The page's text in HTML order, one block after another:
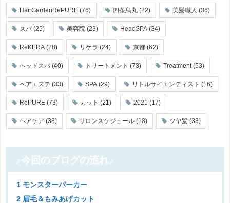
HairGardenRePURE (76) 四条烏丸 (22) 美髪職人 (36)
スパ (25) 美容院 (23) HeadSPA (34)
ReKERA (28) リケラ (24) 京都 (62)
ヘッドスパ (40) トリートメント (73) Treatment (53)
ヘアエステ (33) SPA (29) リトルサイエンティスト (16)
RePURE (73) カット (21) 2021 (17)
ヘアケア (38) サロンスケジュール (18) ツヤ髪 (33)
♪今回のブログの流れ♪
1 モンスターパーカー
2 眉毛＆もみあげカット